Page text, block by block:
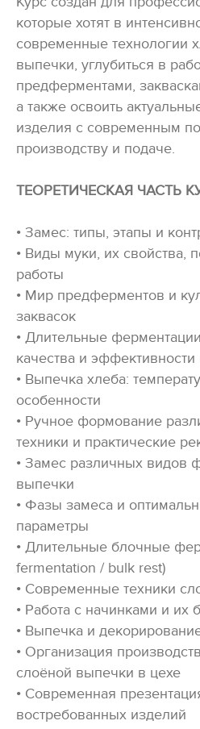
которые хотят в
современные технологии
выпечки, углубиться в
предферментами,
а также освоить
изделия с современным
производству и подаче.
ТЕОРЕТИЧЕСКАЯ ЧАСТЬ
• Замес: типы, этапы и
• Виды муки, их свойства,
работы
• Мир предферментов и
заквасок
• Длительные
качества и эффективности
• Выпечка хлеба:
особенности
• Ручное формование
техники и практические
• Замес различных видов
выпечки
• Фазы замеса и
параметры
• Длительные блочные
fermentation / bulk rest)
• Современные техники
• Работа с начинками и их
• Выпечка и
• Организация
слоёной выпечки в цехе
• Современная
востребованных изделий